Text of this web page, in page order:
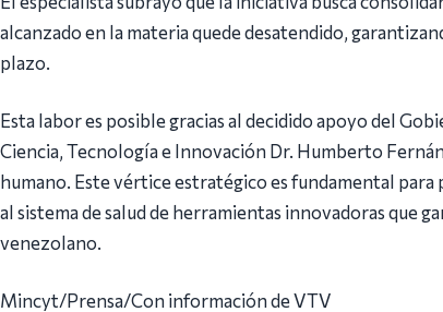
alcanzado en la materia quede desatendido,
plazo.
Esta labor es posible gracias al decidido apoyo del
Ciencia, Tecnología e Innovación Dr. Humberto
humano. Este vértice estratégico es fundamental
al sistema de salud de herramientas innovadoras que
venezolano.
Mincyt/Prensa/Con información de VTV